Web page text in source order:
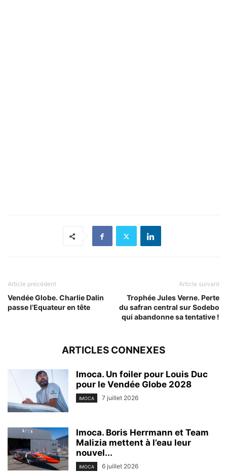
Article précédent
Vendée Globe. Charlie Dalin
passe l’Equateur en tête
Article suivant
Trophée Jules Verne. Perte
du safran central sur Sodebo
qui abandonne sa tentative !
ARTICLES CONNEXES
Imoca. Un foiler pour Louis Duc
pour le Vendée Globe 2028
IMOCA 7 juillet 2026
Imoca. Boris Herrmann et Team
Malizia mettent à l’eau leur
nouvel...
IMOCA 6 juillet 2026